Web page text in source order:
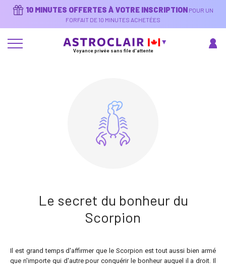
10 MINUTES OFFERTES À VOTRE INSCRIPTION POUR UN
FORFAIT DE 10 MINUTES ACHETÉES
Voyance privée sans file d'attente
Le secret du bonheur du
Scorpion
Il est grand temps d'affirmer que le Scorpion est tout aussi bien armé
que n'importe qui d'autre pour conquérir le bonheur auquel il a droit. Il